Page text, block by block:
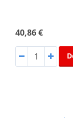
40,86 €